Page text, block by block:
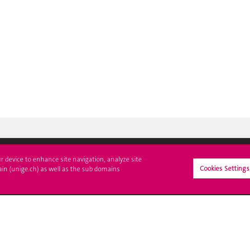
à l'UNIGE L'UNIGE vous informe
UNIGE Mobile
device to enhance site navigation, analyze site
(unige.ch) as well as the sub domains
Cookies Settings